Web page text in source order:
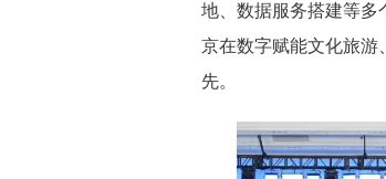
地、数据服务搭建等多
京在数字赋能文化旅游
先。